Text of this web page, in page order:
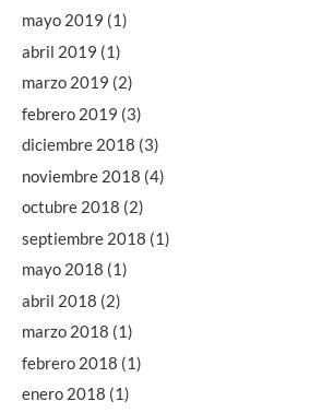
mayo 2019 (1)
abril 2019 (1)
marzo 2019 (2)
febrero 2019 (3)
diciembre 2018 (3)
noviembre 2018 (4)
octubre 2018 (2)
septiembre 2018 (1)
mayo 2018 (1)
abril 2018 (2)
marzo 2018 (1)
febrero 2018 (1)
enero 2018 (1)